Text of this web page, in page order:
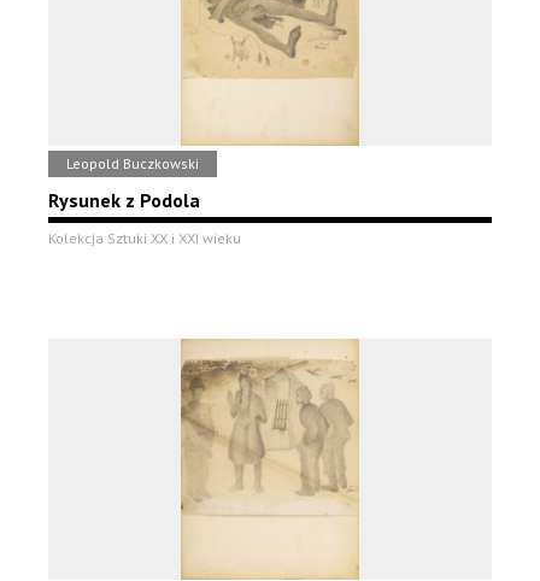
Leopold Buczkowski
Rysunek z Podola
Kolekcja Sztuki XX i XXI wieku